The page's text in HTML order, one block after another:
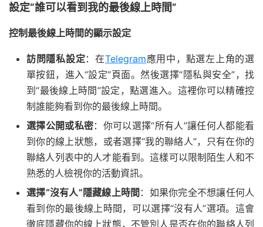
設定“誰可以看到我的最後線上時間”
控制最後線上時間的顯示設定
訪問隱私設定：在Telegram應用中，點選左上角的選
單按鈕，進入“設定”頁面。然後選擇“隱私與安全”，找
到“最後線上時間”設定，點選進入。這裡你可以精確控
制誰能夠看到你的最後線上時間。
選擇公開或私密：你可以選擇“所有人”讓任何人都能看
到你的線上狀態，或者選擇“我的聯絡人”，只有在你的
聯絡人列表中的人才能看到。這樣可以限制陌生人和不
熟悉的人檢視你的活動資訊。
選擇“沒有人”隱藏線上時間 ：如果你完全不想讓任何人
看到你的最後線上時間，可以選擇“沒有人”選項。這會
徹底隱藏你的線上狀態，不管別人是否在你的聯絡人列